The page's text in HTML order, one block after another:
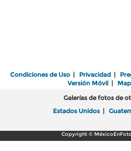
Condiciones de Uso | Privacidad |
Versión Móvil|
Galerías de fotos de
Estados Unidos |
Copyright ©